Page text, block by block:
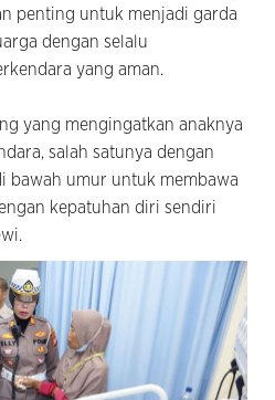
penting untuk menjadi garda
dengan selalu
yang aman.
yang mengingatkan anaknya
salah satunya dengan
bawah umur untuk membawa
kepatuhan diri sendiri